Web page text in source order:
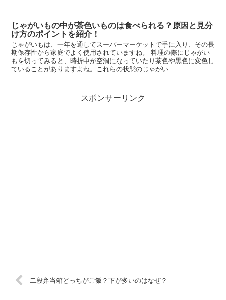
じゃがいもの中が茶色いものは食べられる？原因と見分
け方のポイントを紹介！
じゃがいもは、一年を通してスーパーマーケットで手に入り、その長
期保存性から家庭でよく使用されていますね。 料理の際にじゃがい
もを切ってみると、時折中が空洞になっていたり茶色や黒色に変色し
ていることがありますよね。これらの状態のじゃがい...
スポンサーリンク
二段弁当箱どっちがご飯？下が多いのはなぜ？